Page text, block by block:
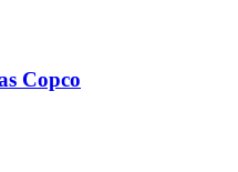
Copco